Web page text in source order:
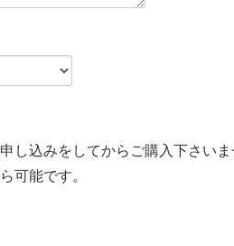
し込みをしてからご購入下さいま
可能です。